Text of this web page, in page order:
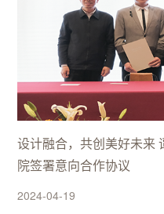
设计融合，共创美好未来
院签署意向合作协议
2024-04-19